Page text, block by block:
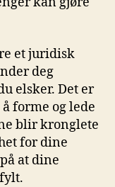
et ​juridisk
deg
elsker. Det er
forme ⁢og lede‍
blir kronglete
for dine
at dine